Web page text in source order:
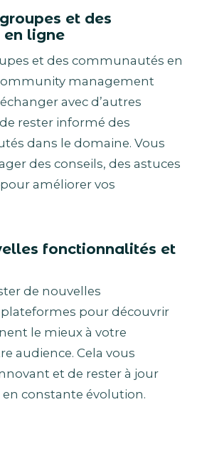
et des
en ligne
et des communautés en
management
avec d’autres
rester informé des
dans le domaine. Vous
des conseils, des astuces
améliorer vos
fonctionnalités et
de nouvelles
pour découvrir
le mieux à votre
audience. Cela vous
et de rester à jour
constante évolution.